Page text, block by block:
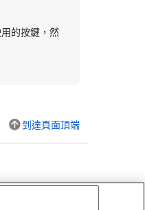
的按鍵，然
到達頁面頂端